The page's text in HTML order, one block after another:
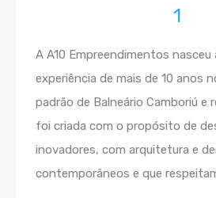
1
A A10 Empreendimentos nasceu
experiência de mais de 10 anos
padrão de Balneário Camboriú e
foi criada com o propósito de
inovadores, com arquitetura e
contemporâneos e que